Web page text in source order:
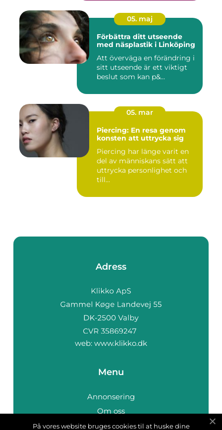
05. maj
Förbättra ditt utseende
med näsplastik i Linköping
Att överväga en förändring i
sitt utseende är ett viktigt
beslut som kan p&...
05. mar
Piercing: En resa genom
konsten att uttrycka sig
Piercing har länge varit en
del av människans sätt att
uttrycka personlighet och
till...
Adress
web: www.klikko.dk
Menu
Annonsering
Om oss
Cookies
På vores website bruges cookies til at huske dine